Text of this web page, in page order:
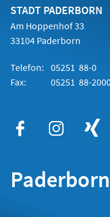
STADT PADERBORN
Am Hoppenhof 33
33104 Paderborn
Telefon: 05251 88-0
Fax:
05251 88-